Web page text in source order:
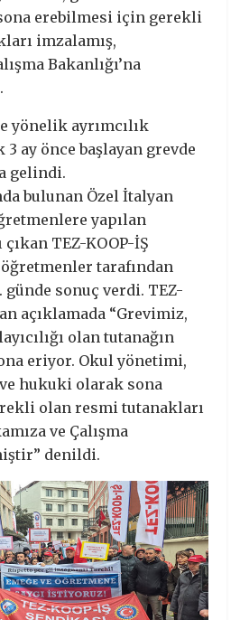
erebilmesi için gerekli
imzalamış,
Bakanlığı’na
yönelik ayrımcılık
ay önce başlayan grevde
gelindi.
bulunan Özel İtalyan
yapılan
TEZ-KOOP-İŞ
tarafından
günde sonuç verdi. TEZ-
açıklamada “Grevimiz,
olan tutanağın
eriyor. Okul yönetimi,
hukuki olarak sona
olan resmi tutanakları
ve Çalışma
denildi.